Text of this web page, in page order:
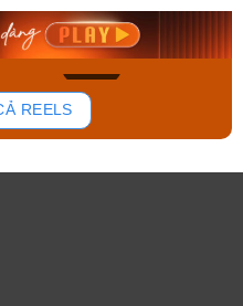
Mua ngay
REELS